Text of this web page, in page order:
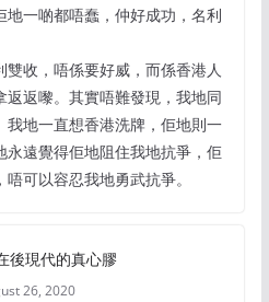
一啲都唔蠢，仲好成功，名利
收，唔係要好威，而係香港人
返嚟。其實唔難發現，我地同
地一直想香港洗牌，佢地則一
遠覺得佢地阻住我地抗爭，佢
可以容忍我地勇武抗爭。
後現代的真心膠
26, 2020